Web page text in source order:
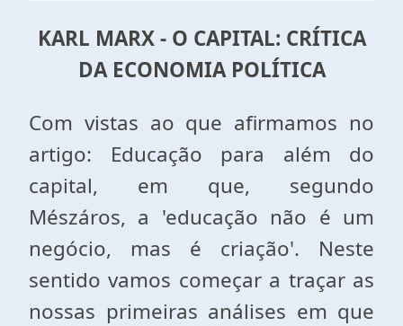
KARL MARX - O CAPITAL: CRÍTICA
DA ECONOMIA POLÍTICA
Com vistas ao que afirmamos no
artigo: Educação para além do
capital, em que, segundo
Mészáros, a 'educação não é um
negócio, mas é criação'. Neste
sentido vamos começar a traçar as
nossas primeiras análises em que